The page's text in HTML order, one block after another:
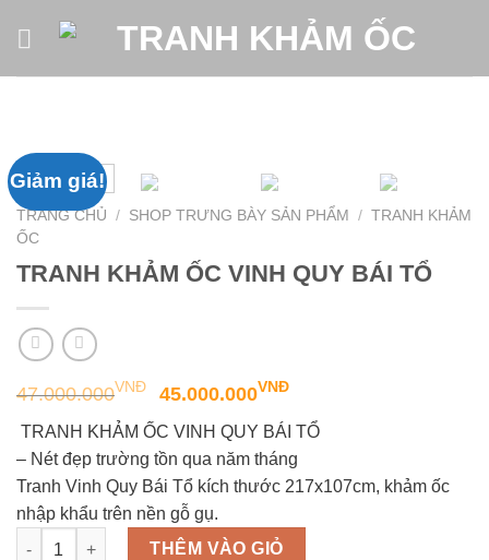
Giảm giá!
TRANG CHỦ / SHOP TRƯNG BÀY SẢN PHẨM / TRANH KHẢM
ỐC
TRANH KHẢM ỐC VINH QUY BÁI TỔ
47.000.000VNĐ 45.000.000VNĐ
TRANH KHẢM ỐC VINH QUY BÁI TỔ
– Nét đẹp trường tồn qua năm tháng
Tranh Vinh Quy Bái Tổ kích thước 217x107cm, khảm ốc
nhập khẩu trên nền gỗ gụ.
Số lượng THÊM VÀO GIỎ